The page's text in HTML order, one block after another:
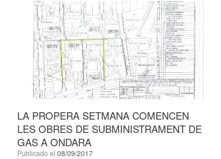
LA PROPERA SETMANA COMENCEN
LES OBRES DE SUBMINISTRAMENT DE
GAS A ONDARA
Publicado el 08/09/2017